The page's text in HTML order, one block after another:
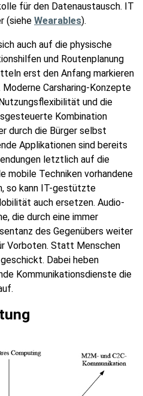
für den Datenaustausch. IT
(siehe Wearables).
auch auf die physische
und Routenplanung
erst den Anfang markieren
Moderne Carsharing-Konzepte
und die
Kombination
durch die Bürger selbst
Applikationen sind bereits
letztlich auf die
mobile Techniken vorhandene
so kann IT-gestützte
auch ersetzen. Audio-
die durch eine immer
des Gegenübers weiter
Vorboten. Statt Menschen
Dabei heben
Kommunikationsdienste die